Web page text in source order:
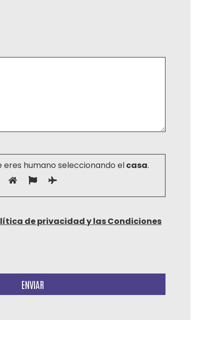
eres humano seleccionando elcasa.
de privacidad y las Condiciones